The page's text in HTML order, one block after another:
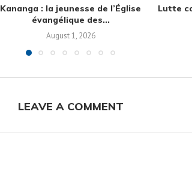
Kananga : la jeunesse de l’Église
évangélique des...
August 1, 2026
Lutte
LEAVE A COMMENT